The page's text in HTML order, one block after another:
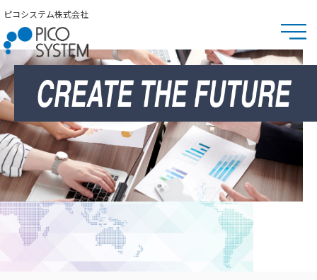
ピコシステム株式会社